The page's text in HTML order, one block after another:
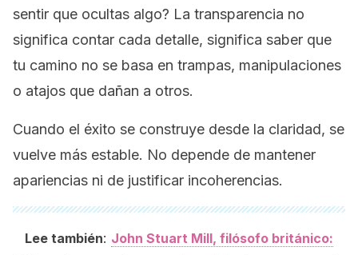
sentir que ocultas algo? La transparencia no
significa contar cada detalle, significa saber que
tu camino no se basa en trampas, manipulaciones
o atajos que dañan a otros.
Cuando el éxito se construye desde la claridad, se
vuelve más estable. No depende de mantener
apariencias ni de justificar incoherencias.
Lee también: John Stuart Mill, filósofo británico: